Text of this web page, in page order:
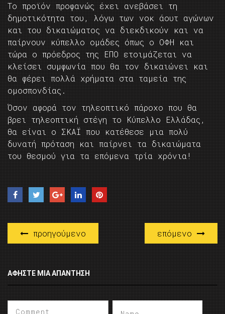
Το προϊόν προφανώς έχει ανεβάσει τη
δημοτικότητα του, λόγω των νοκ άουτ αγώνων
και του δικαιώματος να διεκδικούν και να
παίρνουν κύπελλο ομάδες όπως ο ΟΦΗ και
τώρα ο πρόεδρος της ΕΠΟ ετοιμάζεται να
κλείσει συμφωνία που θα τον δικαιώνει και
θα φέρει πολλά χρήματα στα ταμεία της
ομοσπονδίας.
Όσον αφορά τον τηλεοπτικό πάροχο που θα
βρει τηλεοπτική στέγη το Κύπελλο Ελλάδας,
θα είναι ο ΣΚΑΪ που κατέθεσε μια πολύ
δυνατή πρόταση και παίρνει τα δικαιώματα
του θεσμού για τα επόμενα τρία χρόνια!
προηγούμενο επόμενο
ΑΦΉΣΤΕ ΜΙΑ ΑΠΆΝΤΗΣΗ